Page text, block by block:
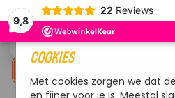
9,8
22 Reviews
Overslaan en naar de inhoud
COOKIES
Met cookies zorgen we dat
en fijner voor je is. Meestal